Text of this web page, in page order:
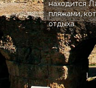
находится
пляжами,
отдыха.